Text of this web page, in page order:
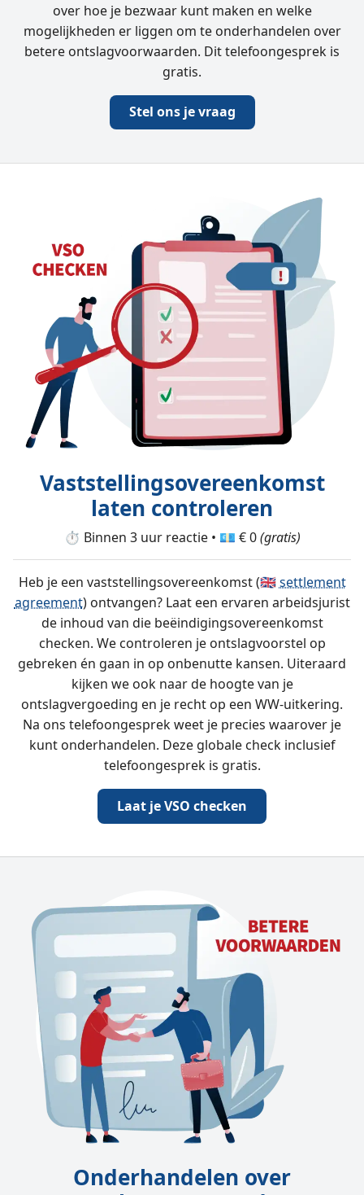
over hoe je bezwaar kunt maken en welke
mogelijkheden er liggen om te onderhandelen over
betere ontslagvoorwaarden. Dit telefoongesprek is
gratis.
Stel ons je vraag
Vaststellings­overeenkomst
laten controleren
⏱️ Binnen 3 uur reactie • 💶 € 0(gratis)
Heb je een vaststellings­overeenkomst (🇬🇧settlement
agreement) ontvangen? Laat een ervaren arbeidsjurist
de inhoud van die beëindigingsovereenkomst
checken. We controleren je ontslagvoorstel op
gebreken én gaan in op onbenutte kansen. Uiteraard
kijken we ook naar de hoogte van je
ontslagvergoeding en je recht op een WW-uitkering.
Na ons telefoongesprek weet je precies waarover je
kunt onderhandelen. Deze globale check inclusief
telefoongesprek is gratis.
Laat je VSO checken
Onderhandelen over